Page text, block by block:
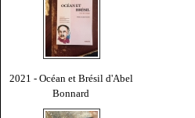
2021 - Océan et Brésil d'Abel
Bonnard